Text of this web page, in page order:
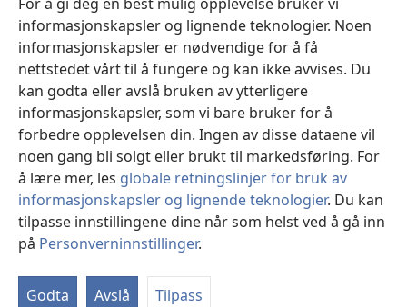
informasjonskapsler og lignende teknologier. Noen
informasjonskapsler er nødvendige for å få
nettstedet vårt til å fungere og kan ikke avvises. Du
kan godta eller avslå bruken av ytterligere
informasjonskapsler, som vi bare bruker for å
forbedre opplevelsen din. Ingen av disse dataene vil
noen gang bli solgt eller brukt til markedsføring. For
å lære mer, les globale retningslinjer for bruk av
informasjonskapsler og lignende teknologier. Du kan
tilpasse innstillingene dine når som helst ved å gå inn
på Personverninnstillinger.
Godta Avslå Tilpass
hagen sammen med ham?» 27 Men Peter nektet
igjen, og straks gol en hane. v
28 Så førte de Jesus fra Kaifas til stattholderens
bolig. w Det var nå tidlig om morgenen. Men selv gikk
de ikke inn i stattholderens bolig, for at de ikke
skulle bli urene,
men kunne spise påskemåltidet.
29 Pilatus kom derfor ut til dem og sa: «Hva
anklager dere dette mennesket for?» 30 De svarte:
«Hvis ikke denne mannen var en forbryter, ville vi
ikke ha overgitt ham til deg.» 31 Pilatus sa da til
dem: «Ta ham dere og døm ham etter deres egen
lov.»
Jødene svarte: «Vi har ikke lov til å ta livet av
noen.» z 32 Dette var for at Jesu ord om hvordan